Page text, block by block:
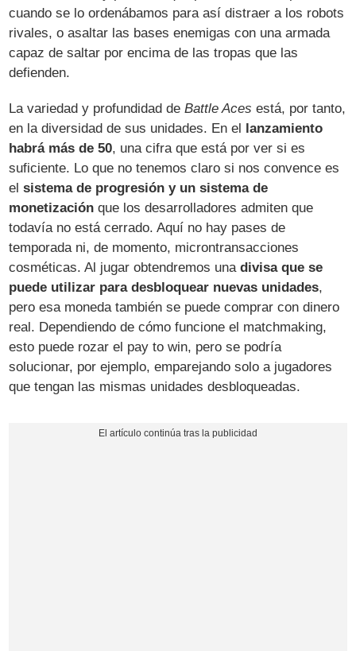
cuando se lo ordenábamos para así distraer a los robots
rivales, o asaltar las bases enemigas con una armada
capaz de saltar por encima de las tropas que las
defienden.
La variedad y profundidad deBattle Aces está, por tanto,
en la diversidad de sus unidades. En el lanzamiento
habrá más de 50, una cifra que está por ver si es
suficiente. Lo que no tenemos claro si nos convence es
elsistema de progresión y un sistema de
monetización que los desarrolladores admiten que
todavía no está cerrado. Aquí no hay pases de
temporada ni, de momento, microntransacciones
cosméticas. Al jugar obtendremos unadivisa que se
puede utilizar para desbloquear nuevas unidades,
pero esa moneda también se puede comprar con dinero
real. Dependiendo de cómo funcione el matchmaking,
esto puede rozar el pay to win, pero se podría
solucionar, por ejemplo, emparejando solo a jugadores
que tengan las mismas unidades desbloqueadas.